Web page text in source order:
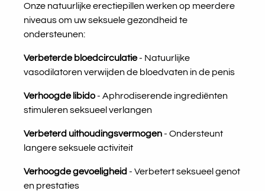
Onze natuurlijke erectiepillen werken op meerdere
niveaus om uw seksuele gezondheid te
ondersteunen:
Verbeterde bloedcirculatie- Natuurlijke
vasodilatoren verwijden de bloedvaten in de penis
Verhoogde libido- Aphrodiserende ingrediënten
stimuleren seksueel verlangen
Verbeterd uithoudingsvermogen- Ondersteunt
langere seksuele activiteit
Verhoogde gevoeligheid - Verbetert seksueel genot
en prestaties